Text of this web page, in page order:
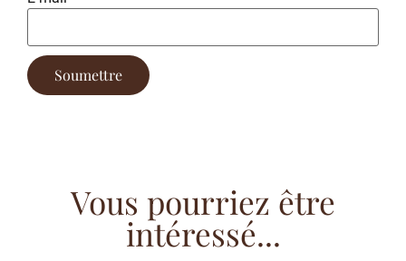
Vous pourriez être
intéressé...